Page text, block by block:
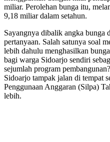
miliar. Perolehan bunga itu,
9,18 miliar dalam setahun.
Sayangnya dibalik angka bunga
pertanyaan. Salah satunya soal
lebih dahulu menghasilkan
bagi warga Sidoarjo sendiri
sejumlah program
Sidoarjo tampak jalan di tempat
Penggunaan Anggaran (Silpa)
lebih.